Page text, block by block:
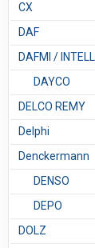
CX
DAF
DAFMI / INTELLI
DAYCO
DELCO REMY
Delphi
Denckermann
DENSO
DEPO
DOLZ